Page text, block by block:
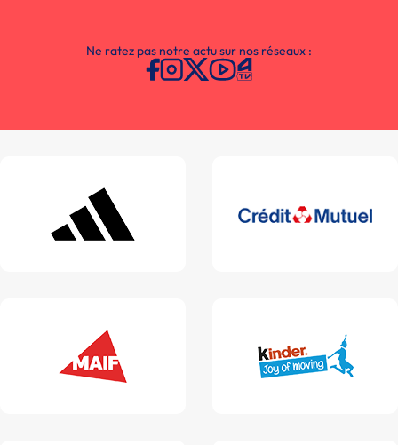
Ne ratez pas notre actu sur nos réseaux :